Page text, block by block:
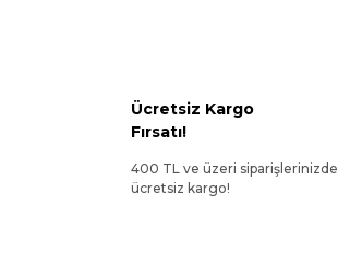
Ücretsiz Kargo
Fırsatı!
400 TL ve üzeri siparişlerinizde
ücretsiz kargo!